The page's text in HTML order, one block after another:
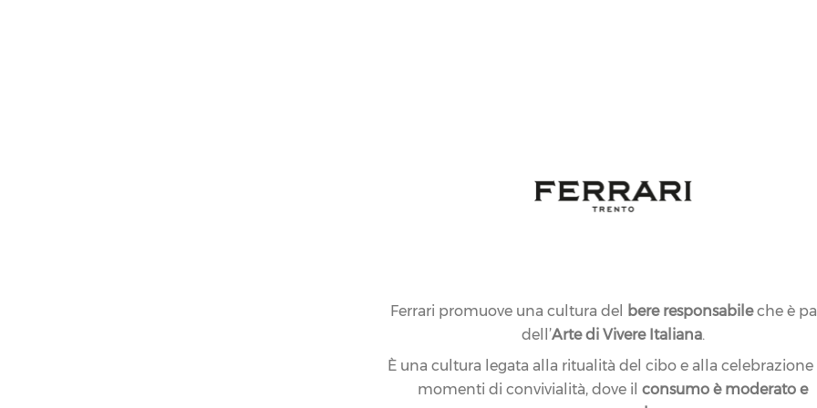
Ferrari promuove una cultura del bere responsabileche è
dell’Arte di Vivere Italiana.
È una cultura legata alla ritualità del cibo e alla celebrazione
momenti di convivialità, dove il consumo è moderato e